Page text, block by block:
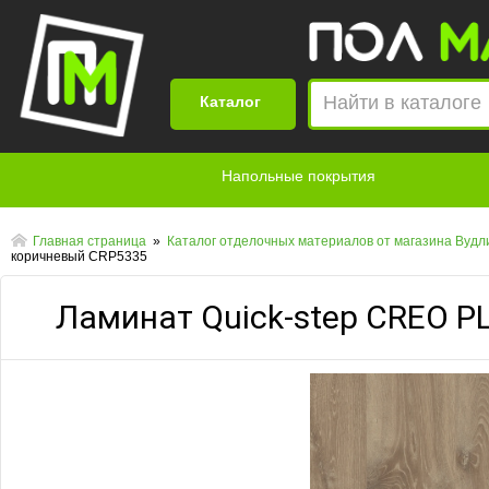
Каталог Найти в каталоге
Напольные покрытия
Главная страница » Каталог отделочных материалов от магазина
коричневый CRP5335
Ламинат Quick-step CREO